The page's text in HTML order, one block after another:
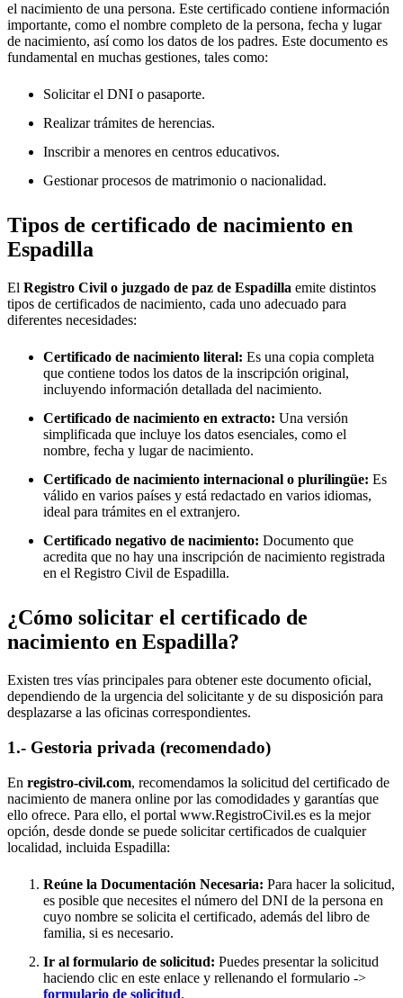
el nacimiento de una persona. Este certificado contiene información
importante, como el nombre completo de la persona, fecha y lugar
de nacimiento, así como los datos de los padres. Este documento es
fundamental en muchas gestiones, tales como:
Solicitar el DNI o pasaporte.
Realizar trámites de herencias.
Inscribir a menores en centros educativos.
Gestionar procesos de matrimonio o nacionalidad.
Tipos de certificado de nacimiento en
Espadilla
El Registro Civil o juzgado de paz de Espadilla emite distintos
tipos de certificados de nacimiento, cada uno adecuado para
diferentes necesidades:
Certificado de nacimiento literal: Es una copia completa
que contiene todos los datos de la inscripción original,
incluyendo información detallada del nacimiento.
Certificado de nacimiento en extracto: Una versión
simplificada que incluye los datos esenciales, como el
nombre, fecha y lugar de nacimiento.
Certificado de nacimiento internacional o plurilingüe: Es
válido en varios países y está redactado en varios idiomas,
ideal para trámites en el extranjero.
Certificado negativo de nacimiento: Documento que
acredita que no hay una inscripción de nacimiento registrada
en el Registro Civil de Espadilla.
¿Cómo solicitar el certificado de
nacimiento en Espadilla?
Existen tres vías principales para obtener este documento oficial,
dependiendo de la urgencia del solicitante y de su disposición para
desplazarse a las oficinas correspondientes.
1.- Gestoria privada (recomendado)
En registro-civil.com, recomendamos la solicitud del certificado de
nacimiento de manera online por las comodidades y garantías que
ello ofrece. Para ello, el portal www.RegistroCivil.es es la mejor
opción, desde donde se puede solicitar certificados de cualquier
localidad, incluida Espadilla:
Reúne la Documentación Necesaria: Para hacer la solicitud,
es posible que necesites el número del DNI de la persona en
cuyo nombre se solicita el certificado, además del libro de
familia, si es necesario.
Ir al formulario de solicitud: Puedes presentar la solicitud
haciendo clic en este enlace y rellenando el formulario ->
formulario de solicitud.